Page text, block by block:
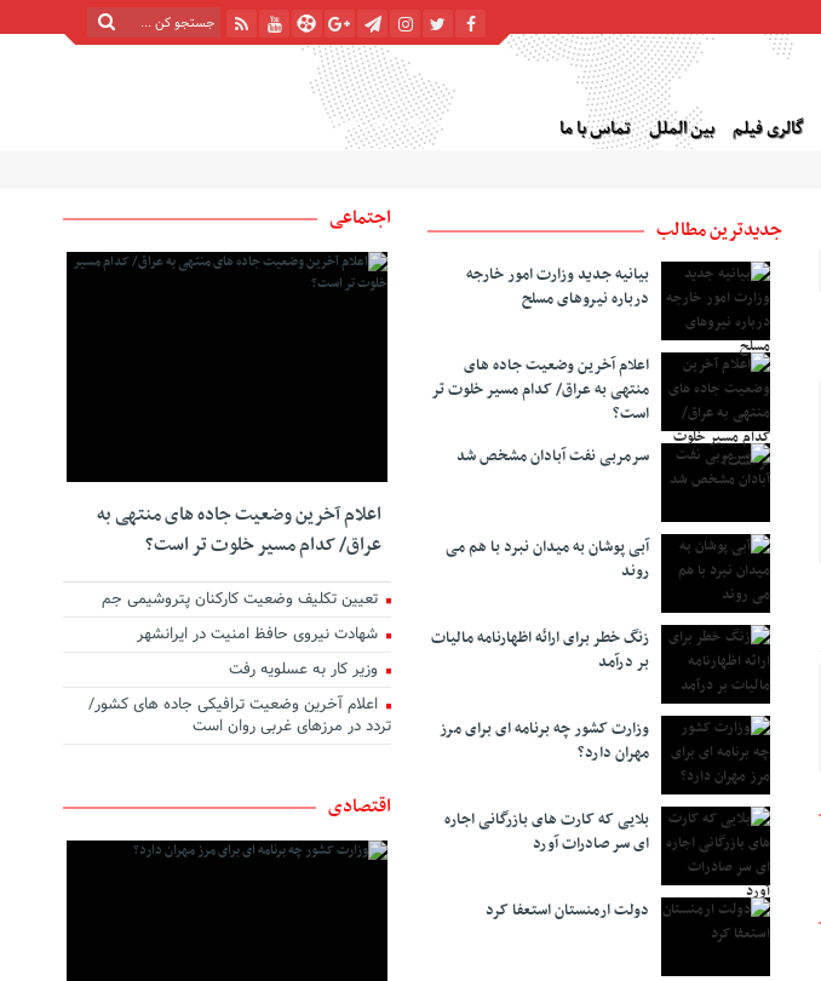
گالری فیلم بین الملل تماس با ما شنبه, ۱۷ مرداد , ۱۴۰۵
جدیدترین مطالب
بیانیه جدید وزارت امور خارجه
درباره نیروهای مسلح
اعلام آخرین وضعیت جاده های
منتهی به عراق/ کدام مسیر خلوت تر
است؟
سرمربی نفت آبادان مشخص شد
آبی پوشان به میدان نبرد با هم می
روند
زنگ خطر برای ارائه اظهارنامه مالیات
بر درآمد
وزارت کشور چه برنامه ای برای مرز
مهران دارد؟
بلایی که کارت های بازرگانی اجاره
ای سر صادرات آورد
دولت ارمنستان استعفا کرد
اجتماعی
اعلام آخرین وضعیت جاده های منتهی به
عراق/ کدام مسیر خلوت تر است؟
تعیین تکلیف وضعیت کارکنان پتروشیمی جم
شهادت نیروی حافظ امنیت در ایرانشهر
وزیر کار به عسلویه رفت
اعلام آخرین وضعیت ترافیکی جاده های کشور/
تردد در مرزهای غربی روان است
اقتصادی